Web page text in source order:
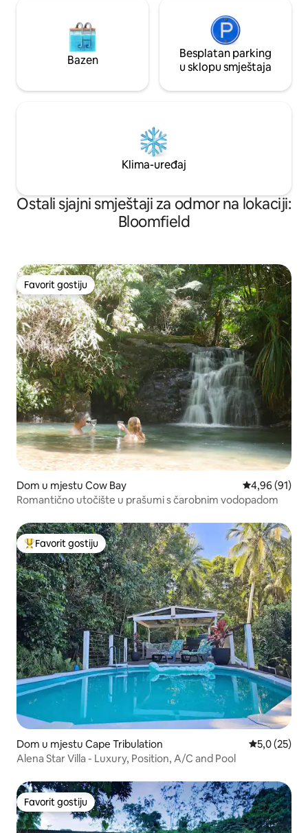
Bazen
Besplatan parking
u sklopu smještaja
Klima-uređaj
Ostali sjajni smještaji za odmor na lokaciji:
Bloomfield
Favorit gostiju
Favorit gostiju
Dom u mjestu Cow Bay Prosječna
4,96 (91)
Romantično utočište u prašumi s čarobnim vodopadom
Glavni favorit gostiju
Favorit gostiju
Dom u mjestu Cape Tribulation Prosječna
5,0 (25)
Alena Star Villa - Luxury, Position, A/C and Pool
Favorit gostiju
Favorit gostiju